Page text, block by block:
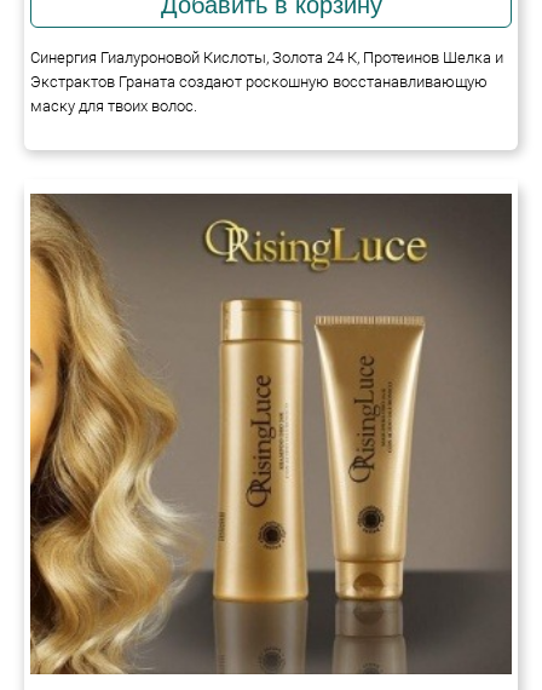
Синергия Гиалуроновой Кислоты, Золота 24 К, Протеинов Шелка и
Экстрактов Граната создают роскошную восстанавливающую
маску для твоих волос.